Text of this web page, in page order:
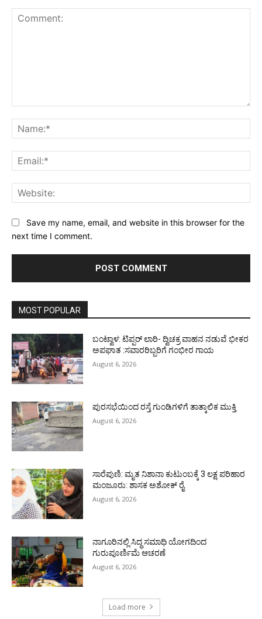
Save my name, email, and website in this browser for the
next time I comment.
MOST POPULAR
ಬಂಟ್ವಾಳ: ಟಿಪ್ಪರ್ ಲಾರಿ- ದ್ವಿಚಕ್ರ ವಾಹನ ನಡುವೆ ಭೀಕರ
ಅಪಘಾತ :ಸವಾರರಿಬ್ಬರಿಗೆ ಗಂಭೀರ ಗಾಯ
August 6, 2026
ಪುರಸಭೆಯಿಂದ ರಸ್ತೆ ಗುಂಡಿಗಳಿಗೆ ತಾತ್ಕಾಲಿಕ ಮುಕ್ತಿ
August 6, 2026
ಸಾರೆಪುಣಿ: ಮೃತ ನಿಶಾನಾ ಕುಟುಂಬಕ್ಕೆ 3 ಲಕ್ಷ ಪರಿಹಾರ
ಮಂಜೂರು: ಶಾಸಕ ಅಶೋಕ್ ರೈ
August 6, 2026
ನಾಗೂರಿನಲ್ಲಿ ಸಿದ್ಧ ಸಮಾಧಿ ಯೋಗದಿಂದ
ಗುರುಪೂರ್ಣಿಮೆ ಆಚರಣೆ
August 6, 2026
Load more